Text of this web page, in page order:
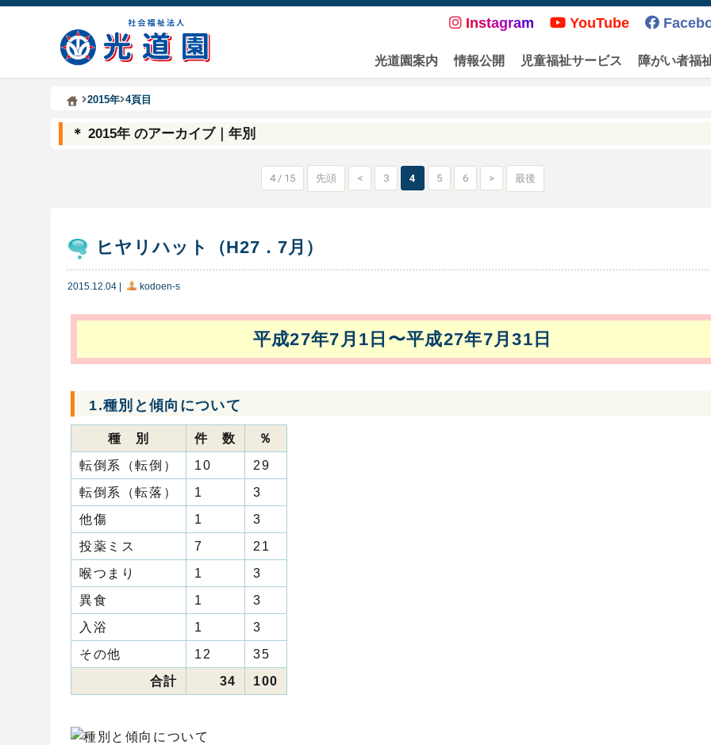
Instagram YouTube
光道園案内 情報公開 児童福祉サービス 障がい者福
Kodoen | Breadcrumbs list
社会福祉法人 光道園
2015年 4頁目
＊ 2015年 のアーカイブ｜年別
4 / 15 先頭 < 3 4 5 6 > 最後
ヒヤリハット（H27．7月）
2015.12.04 kodoen-s
平成27年7月1日〜平成27年7月31日
1.種別と傾向について
種 別 件 数
％
転倒系（転倒）
10
29
転倒系（転落）
1
3
他傷
1
3
投薬ミス
7
21
喉つまり
1
3
異食
1
3
入浴
1
3
その他
12
35
合計
34 100